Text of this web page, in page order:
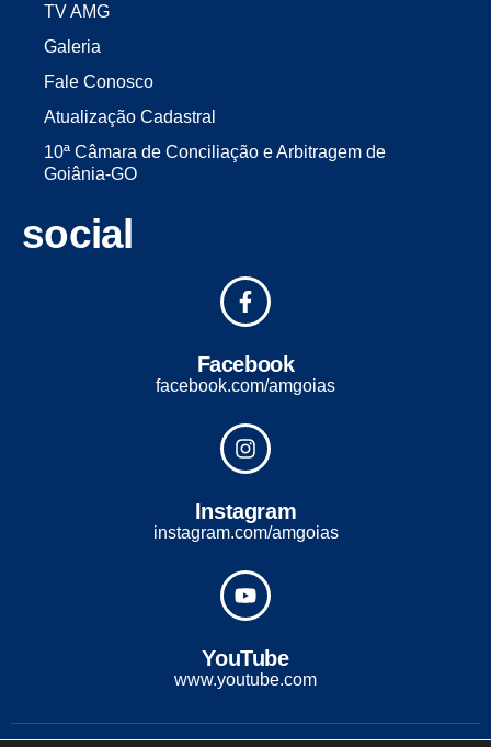
TV AMG
Galeria
Fale Conosco
Atualização Cadastral
10ª Câmara de Conciliação e Arbitragem de
Goiânia-GO
social
Facebook
facebook.com/amgoias
Instagram
instagram.com/amgoias
YouTube
www.youtube.com